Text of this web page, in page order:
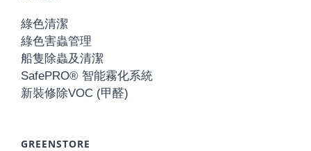
綠色清潔
綠色害蟲管理
船隻除蟲及清潔
SafePRO® 智能霧化系統
新裝修除VOC (甲醛)
GREENSTORE